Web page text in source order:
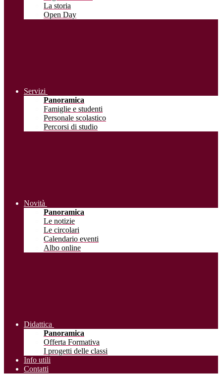
La storia
Open Day
Servizi
Panoramica
Famiglie e studenti
Personale scolastico
Percorsi di studio
Novità
Panoramica
Le notizie
Le circolari
Calendario eventi
Albo online
Didattica
Panoramica
Offerta Formativa
I progetti delle classi
Info utili
Contatti